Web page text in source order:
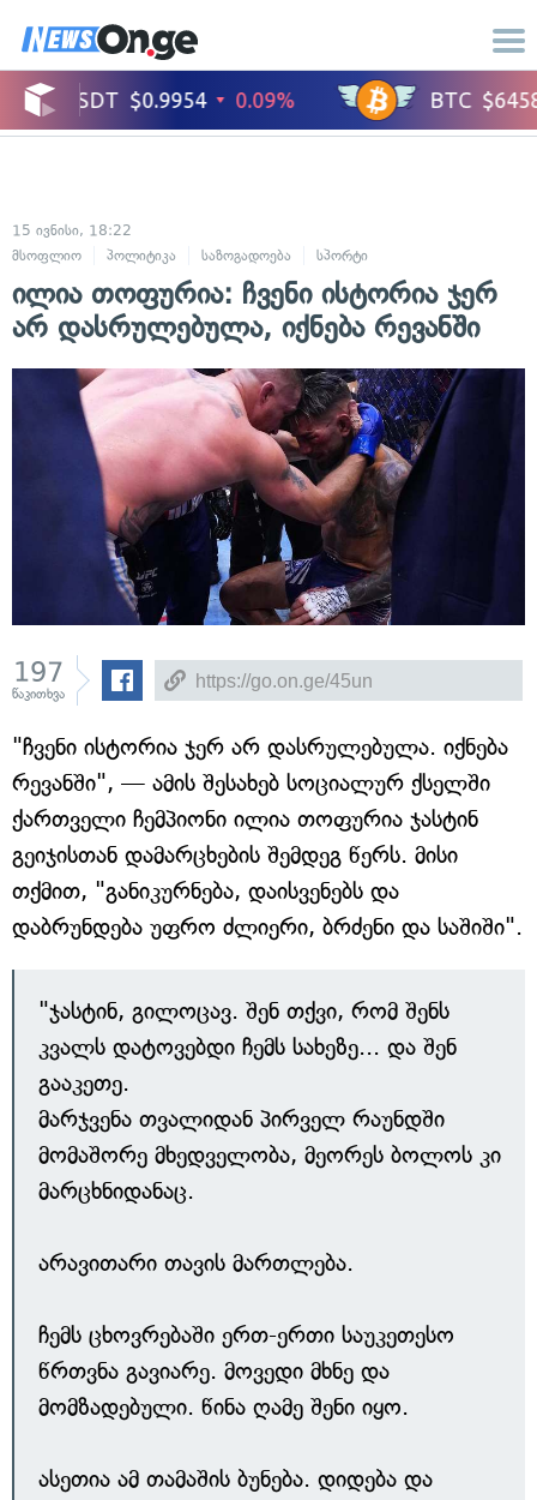
15 ივნისი, 18:22
მსოფლიო
პოლიტიკა საზოგადოება სპორტი
ილია თოფურია: ჩვენი ისტორია ჯერ
არ დასრულებულა, იქნება რევანში
197
წაკითხვა
"ჩვენი ისტორია ჯერ არ დასრულებულა. იქნება
რევანში", — ამის შესახებ სოციალურ ქსელში
ქართველი ჩემპიონი ილია თოფურია ჯასტინ
გეიჯისთან დამარცხების შემდეგ წერს. მისი
თქმით, "განიკურნება, დაისვენებს და
დაბრუნდება უფრო ძლიერი, ბრძენი და საშიში".
"ჯასტინ, გილოცავ. შენ თქვი, რომ შენს
კვალს დატოვებდი ჩემს სახეზე... და შენ
გააკეთე.
მარჯვენა თვალიდან პირველ რაუნდში
მომაშორე მხედველობა, მეორეს ბოლოს კი
მარცხნიდანაც.
არავითარი თავის მართლება.
ჩემს ცხოვრებაში ერთ-ერთი საუკეთესო
წრთვნა გავიარე. მოვედი მხნე და
მომზადებული. წინა ღამე შენი იყო.
ასეთია ამ თამაშის ბუნება. დიდება და